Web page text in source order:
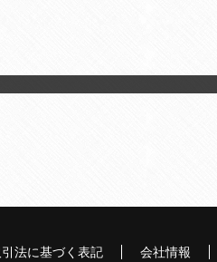
法に基づく表記 会社情報